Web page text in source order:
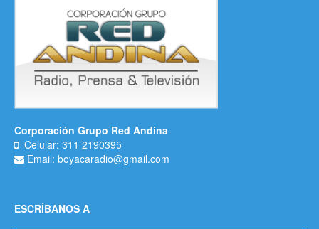
Corporación Grupo Red Andina
Celular: 311 2190395
Email: boyacaradio@gmail.com
ESCRÍBANOS A